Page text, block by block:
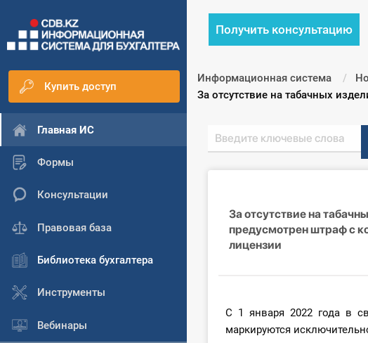
Купить доступ
Главная ИС
Формы
Консультации
Правовая база
Библиотека бухгалтера
Инструменты
Вебинары
Получить консультацию
Информационная система
Текущий:
За отсутствие на табачных
За отсутствие на
предусмотрен штраф с
лицензии
С 1 января 2022 года в
маркируются